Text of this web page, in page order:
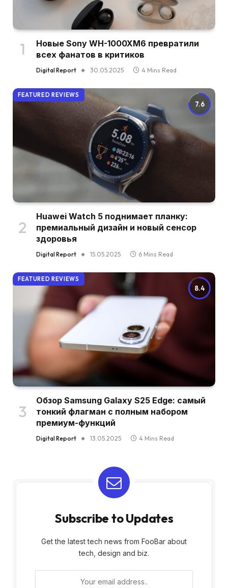
Новые Sony WH-1000XM6 превратили
всех фанатов в критиков
Digital Report 30.05.2025 4 Mins Read
7.6
FEATURED REVIEWS
Huawei Watch 5 поднимает планку:
премиальный дизайн и новый сенсор
здоровья
Digital Report 15.05.2025 6 Mins Read
8.4
FEATURED REVIEWS
Обзор Samsung Galaxy S25 Edge: самый
тонкий флагман с полным набором
премиум-функций
Digital Report 13.05.2025 4 Mins Read
Subscribe to Updates
Get the latest tech news from FooBar about
tech, design and biz.